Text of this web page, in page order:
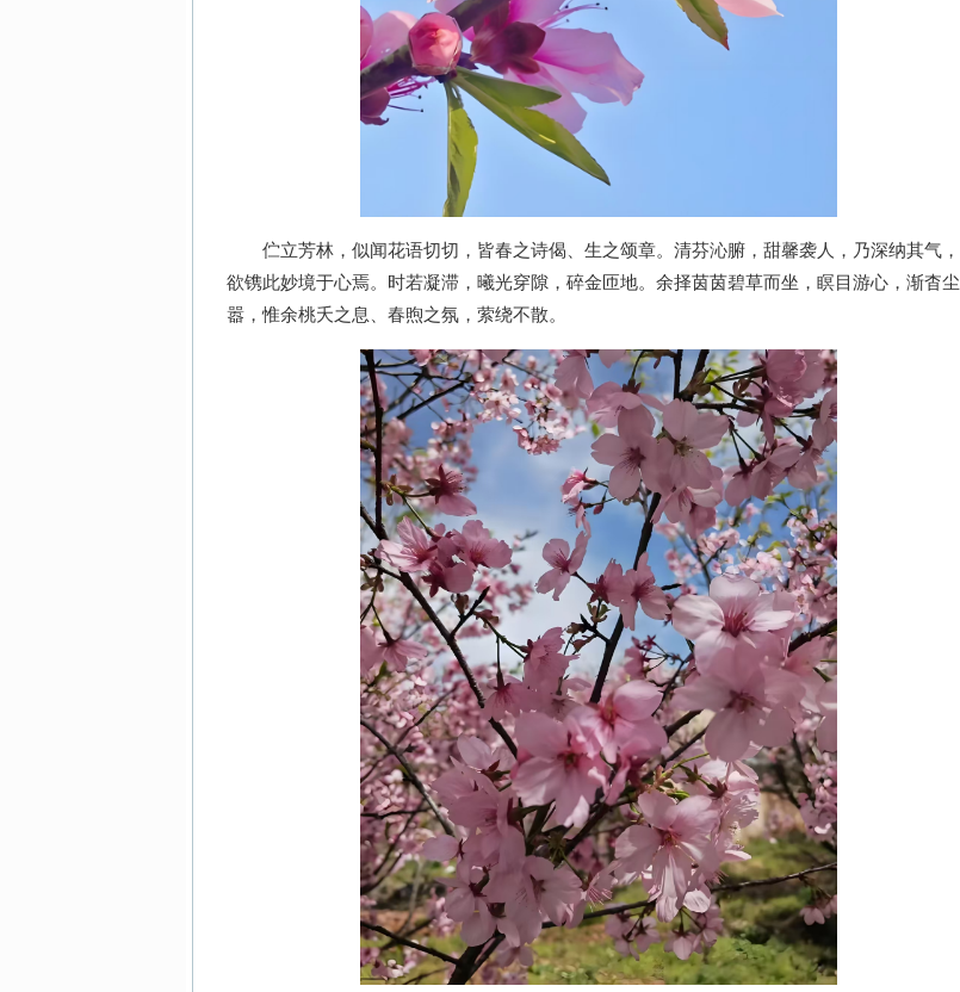
伫立芳林，似闻花语切切，皆春之诗偈、生之颂章。清芬沁腑，甜馨袭人，乃深纳其气，
欲镌此妙境于心焉。时若凝滞，曦光穿隙，碎金匝地。余择茵茵碧草而坐，瞑目游心，渐杳尘
嚣，惟余桃夭之息、春煦之氛，萦绕不散。